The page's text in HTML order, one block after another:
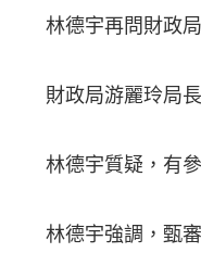
林德宇再問財政
財政局游麗玲局
林德宇質疑，有
林德宇強調，甄